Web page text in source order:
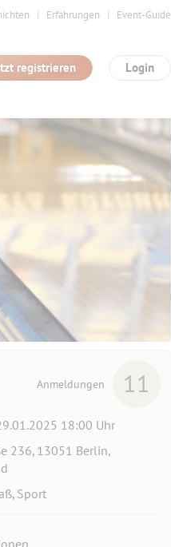
Erfahrungen Event-Guide
Login
registrieren
Anmeldungen 11
18:00 Uhr
236, 13051 Berlin,
Sport